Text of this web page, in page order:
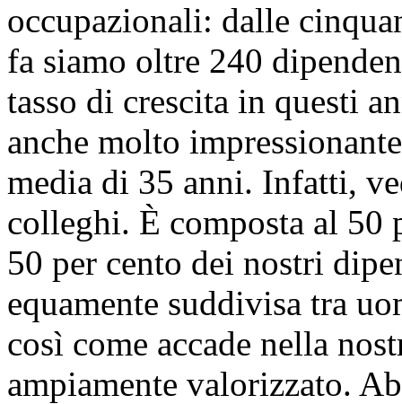
occupazionali: dalle
fa siamo oltre 240
tasso di crescita in questi
anche molto
media di 35 anni. Infatti,
colleghi. È composta al 50
50 per cento dei nostri
equamente suddivisa tra
così come accade nella
ampiamente valorizzato.